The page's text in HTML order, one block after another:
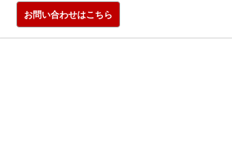
お問い合わせはこちら